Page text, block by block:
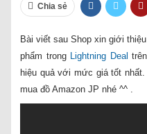
Chia sẻ
Bài viết sau Shop xin giới
phẩm trong
Lightning Deal
hiệu quả với mức giá tốt
mua đồ Amazon JP nhé ^^ .